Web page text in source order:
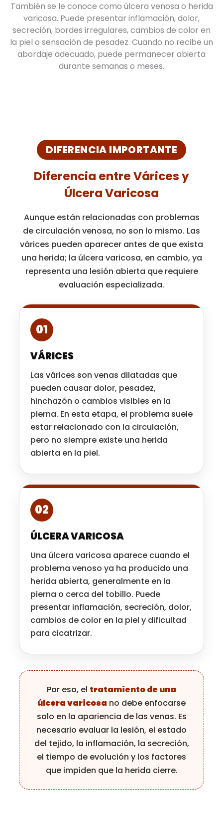
También se le conoce como úlcera venosa o herida
varicosa. Puede presentar inflamación, dolor,
secreción, bordes irregulares, cambios de color en
la piel o sensación de pesadez. Cuando no recibe un
abordaje adecuado, puede permanecer abierta
durante semanas o meses.
DIFERENCIA IMPORTANTE
Diferencia entre Várices y
Úlcera Varicosa
Aunque están relacionadas con problemas
de circulación venosa, no son lo mismo. Las
várices pueden aparecer antes de que exista
una herida; la úlcera varicosa, en cambio, ya
representa una lesión abierta que requiere
evaluación especializada.
01
VÁRICES
Las várices son venas dilatadas que
pueden causar dolor, pesadez,
hinchazón o cambios visibles en la
pierna. En esta etapa, el problema suele
estar relacionado con la circulación,
pero no siempre existe una herida
abierta en la piel.
02
ÚLCERA VARICOSA
Una úlcera varicosa aparece cuando el
problema venoso ya ha producido una
herida abierta, generalmente en la
pierna o cerca del tobillo. Puede
presentar inflamación, secreción, dolor,
cambios de color en la piel y dificultad
para cicatrizar.
Por eso, el tratamiento de una
úlcera varicosa no debe enfocarse
solo en la apariencia de las venas. Es
necesario evaluar la lesión, el estado
del tejido, la inflamación, la secreción,
el tiempo de evolución y los factores
que impiden que la herida cierre.